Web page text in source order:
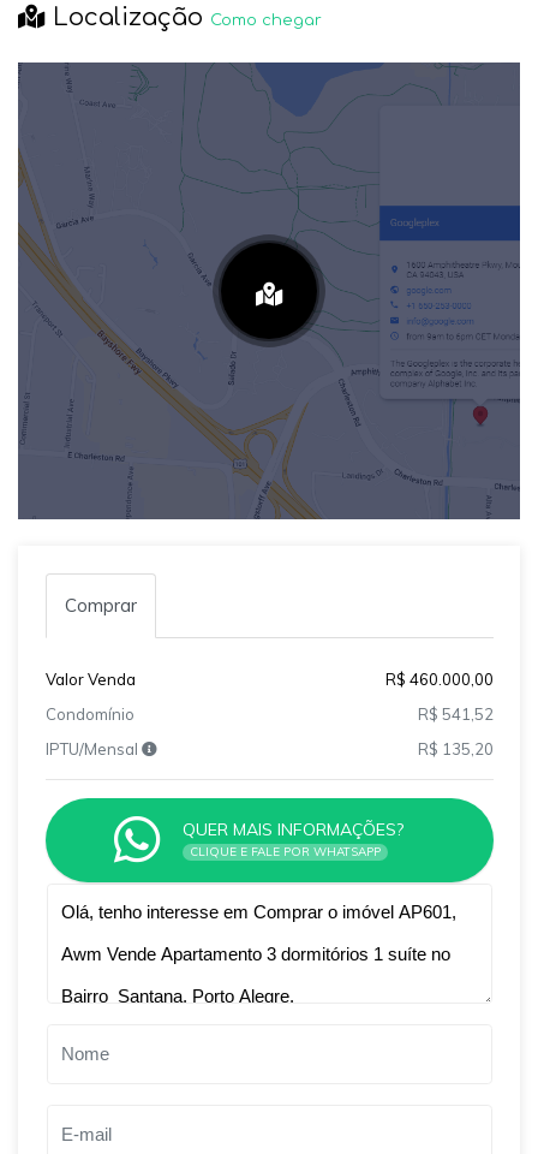
Localização Como chegar
Comprar
Valor Venda
R$ 460.000,00
Condomínio
R$ 541,52
IPTU/Mensal
R$ 135,20
QUER MAIS INFORMAÇÕES?
CLIQUE E FALE POR WHATSAPP